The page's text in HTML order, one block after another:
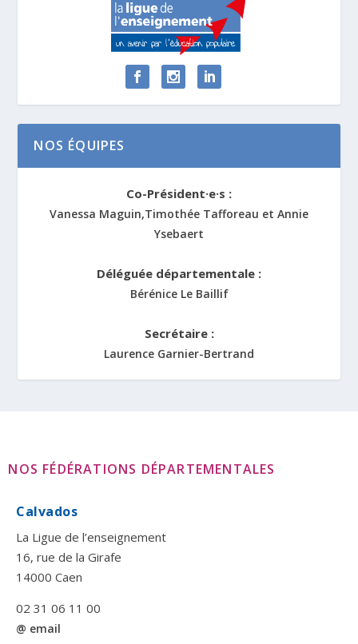
NOS ÉQUIPES
Co-Président·e·s :
Vanessa Maguin,Timothée Tafforeau et Annie
Ysebaert
Déléguée départementale :
Bérénice Le Baillif
Secrétaire :
Laurence Garnier-Bertrand
NOS FÉDÉRATIONS DÉPARTEMENTALES
Calvados
La Ligue de l’enseignement
16, rue de la Girafe
14000 Caen
02 31 06 11 00
@ email